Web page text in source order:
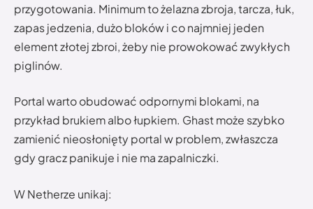
przygotowania. Minimum to żelazna zbroja, tarcza, łuk,
zapas jedzenia, dużo bloków i co najmniej jeden
element złotej zbroi, żeby nie prowokować zwykłych
piglinów.
Portal warto obudować odpornymi blokami, na
przykład brukiem albo łupkiem. Ghast może szybko
zamienić nieosłonięty portal w problem, zwłaszcza
gdy gracz panikuje i nie ma zapalniczki.
W Netherze unikaj: